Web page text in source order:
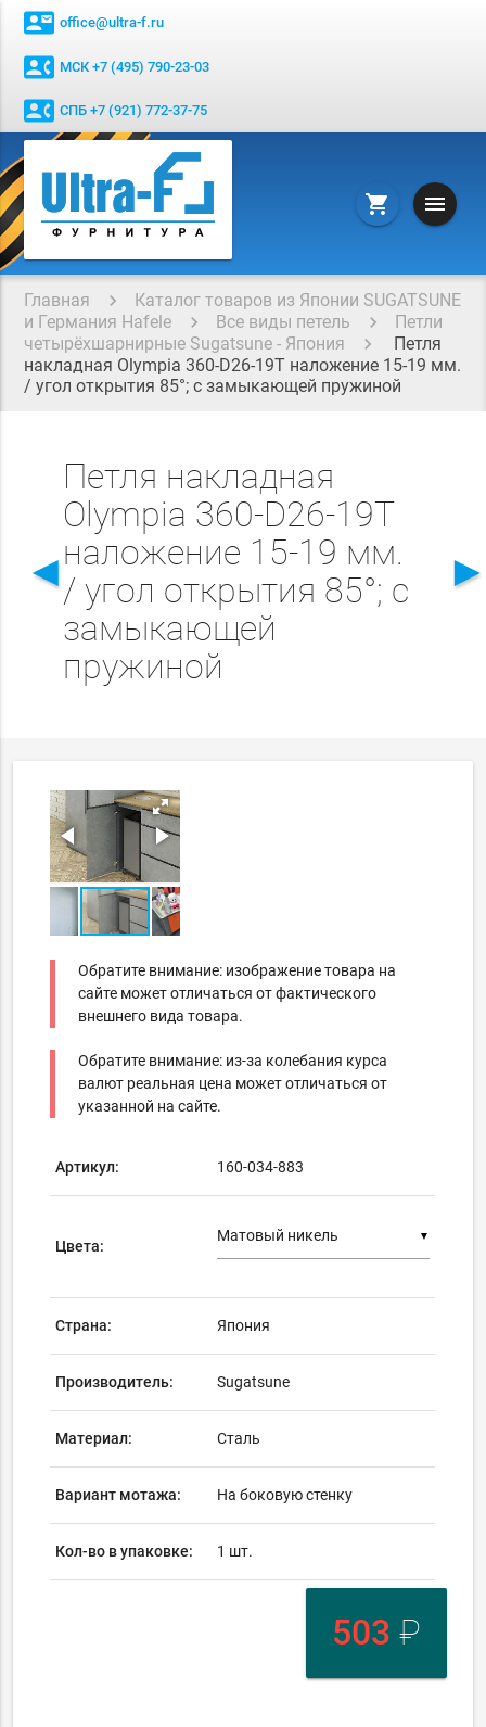
contact_mail office@ultra-f.ru
contact_phone МСК +7 (495) 790-23-03
contact_phone СПБ +7 (921) 772-37-75
shopping_cart menu
Главная
Каталог товаров из Японии SUGATSUNE
и Германия Hafele
Все виды петель
Петли
четырёхшарнирные Sugatsune - Япония
Петля
накладная Olympia 360-D26-19T наложение 15-19 мм.
/ угол открытия 85°; с замыкающей пружиной
◄
Петля накладная
Olympia 360-D26-19T
наложение 15-19 мм.
/ угол открытия 85°; с
замыкающей
пружиной
Обратите внимание: изображение товара на
сайте может отличаться от фактического
внешнего вида товара.
Обратите внимание: из-за колебания курса
валют реальная цена может отличаться от
указанной на сайте.
Артикул: 160-034-883
Цвета:
▼
Страна: Япония
Производитель: Sugatsune
Материал: Сталь
Вариант мотажа: На боковую стенку
Кол-во в упаковке: 1 шт.
503 ₽